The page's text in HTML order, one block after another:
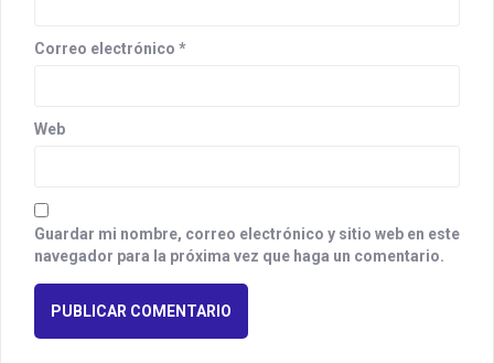
Correo electrónico *
Web
Guardar mi nombre, correo electrónico y sitio web en este
navegador para la próxima vez que haga un comentario.